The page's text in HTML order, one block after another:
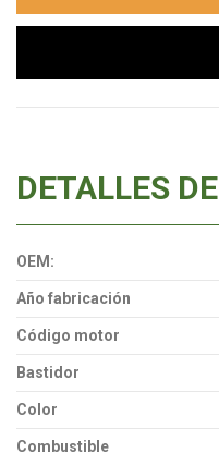
DETALLES
OEM:
Año fabricación
Código motor
Bastidor
Color
Combustible